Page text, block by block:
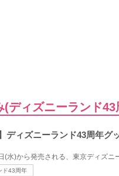
(ディズニーランド
ディズニーランド43周年
(水)から発売される、東京ディズ
ド43周年